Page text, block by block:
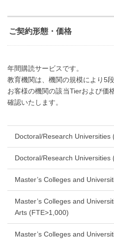
ご契約形態・価格
年間購読サービスです。
教育機関は、機関の規模により5
お客様の機関の該当Tierおよび価
確認いたします。
Doctoral/Research
Doctoral/Research Universities
Master’s Colleges and
Master’s Colleges and
Arts (FTE>1,000)
Master’s Colleges and